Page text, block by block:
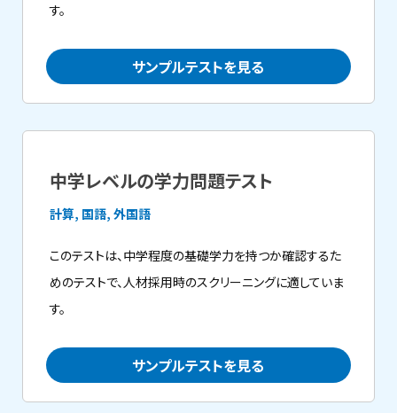
す。
サンプルテストを見る
中学レベルの学力問題テスト
計算, 国語, 外国語
このテストは、中学程度の基礎学力を持つか確認するた
めのテストで、人材採用時のスクリーニングに適していま
す。
サンプルテストを見る